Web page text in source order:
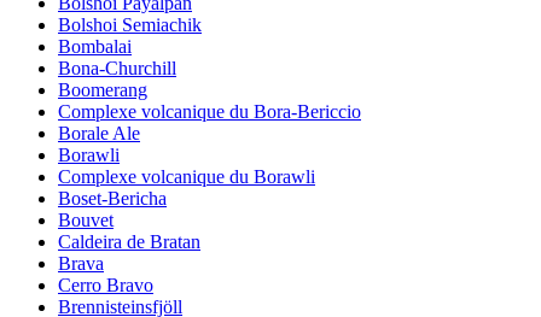
Bolshoi Semiachik
Bombalai
Bona-Churchill
Boomerang
Complexe volcanique du Bora-Bericcio
Borale Ale
Borawli
Complexe volcanique du Borawli
Boset-Bericha
Bouvet
Caldeira de Bratan
Brava
Cerro Bravo
Brennisteinsfjöll